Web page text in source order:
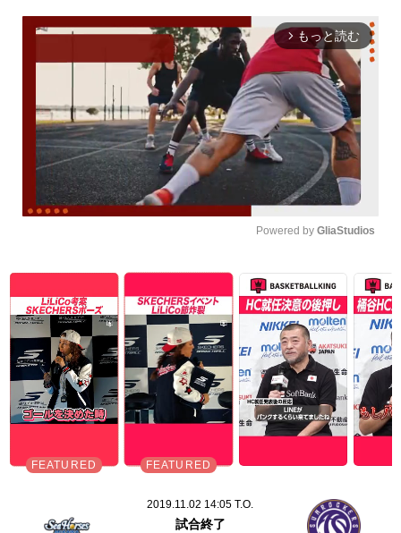
arrow_forward_ios もっと読む
Powered by GliaStudios
2019.11.02 14:05 T.O.
試合終了